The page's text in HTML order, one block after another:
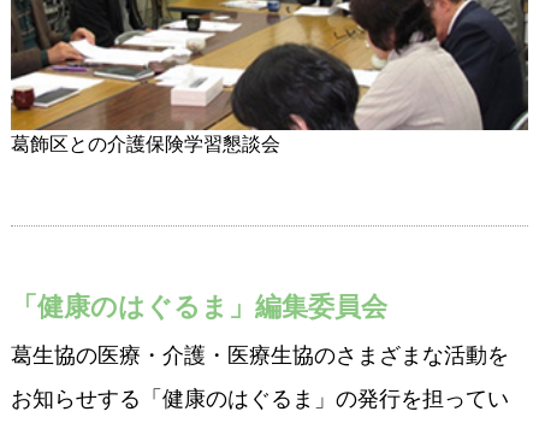
葛飾区との介護保険学習懇談会
「健康のはぐるま」編集委員会
葛生協の医療・介護・医療生協のさまざまな活動を
お知らせする「健康のはぐるま」の発行を担ってい